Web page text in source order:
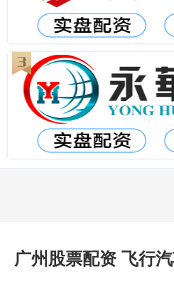
广州股票配资 飞行